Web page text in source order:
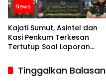
News
Kajati Sumut, Asintel dan
Kasi Penkum Terkesan
Tertutup Soal Laporan
PUPR Sumut Senilai Rp 101
MilyarTinggalkan Balasan